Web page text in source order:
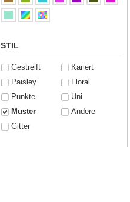
STIL
Gestreift
Kariert
Paisley
Floral
Punkte
Uni
Muster
Andere
Gitter